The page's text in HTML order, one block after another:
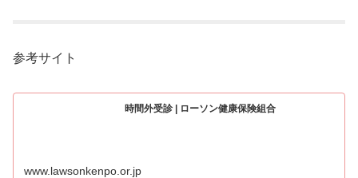
参考サイト
時間外受診 | ローソン健康保険組合
www.lawsonkenpo.or.jp